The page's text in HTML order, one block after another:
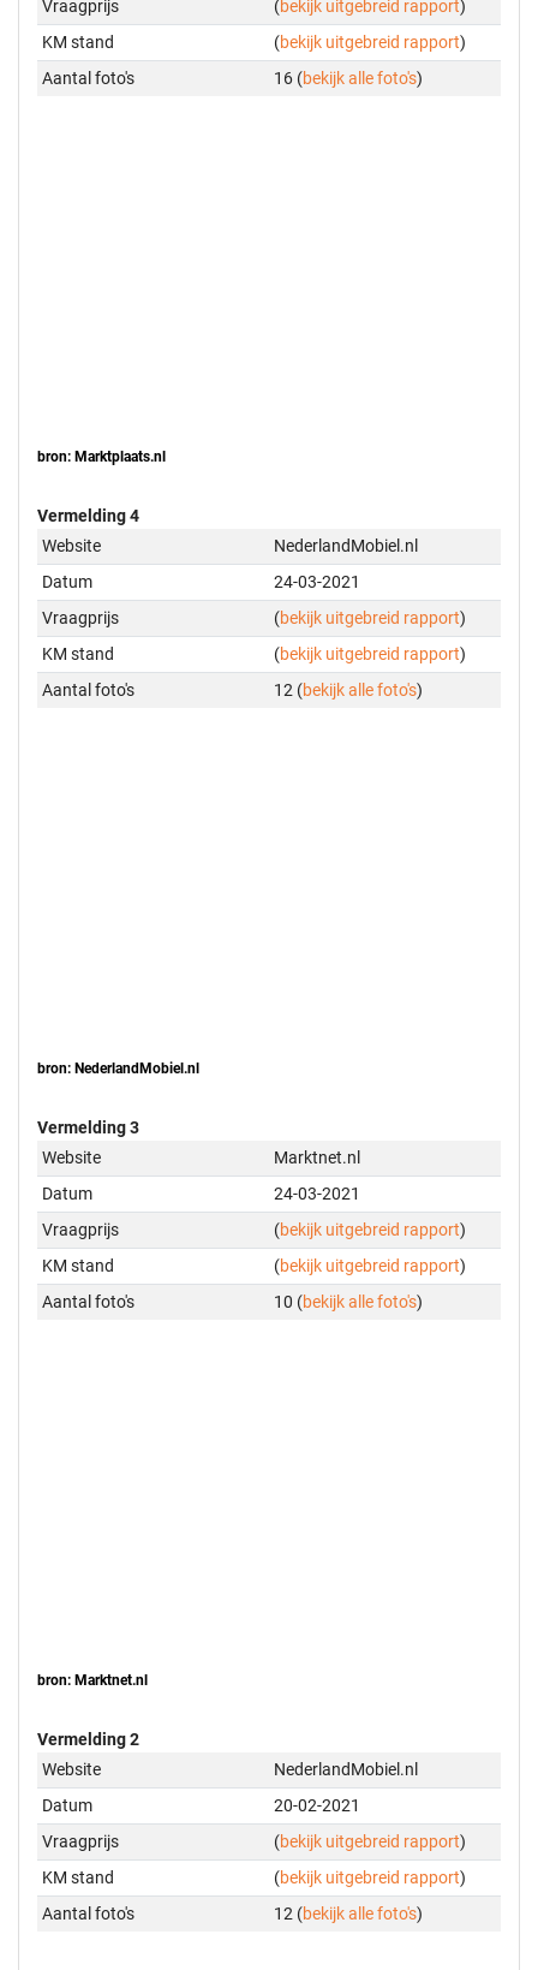
Vraagprijs (bekijk uitgebreid rapport)
KM stand
(bekijk uitgebreid rapport)
Aantal foto's
16 (bekijk alle foto's)
bron: Marktplaats.nl
Vermelding 4
Website
NederlandMobiel.nl
Datum
24-03-2021
Vraagprijs
(bekijk uitgebreid rapport)
KM stand
(bekijk uitgebreid rapport)
Aantal foto's
12 (bekijk alle foto's)
bron: NederlandMobiel.nl
Vermelding 3
Website
Marktnet.nl
Datum
24-03-2021
Vraagprijs
(bekijk uitgebreid rapport)
KM stand
(bekijk uitgebreid rapport)
Aantal foto's
10 (bekijk alle foto's)
bron: Marktnet.nl
Vermelding 2
Website
NederlandMobiel.nl
Datum
20-02-2021
Vraagprijs
(bekijk uitgebreid rapport)
KM stand
(bekijk uitgebreid rapport)
Aantal foto's
12 (bekijk alle foto's)